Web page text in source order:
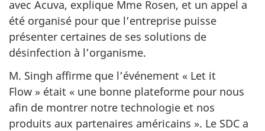
avec Acuva, explique Mme Rosen, et un appel a
été organisé pour que l’entreprise puisse
présenter certaines de ses solutions de
désinfection à l’organisme.
M. Singh affirme que l’événement « Let it
Flow » était « une bonne plateforme pour nous
afin de montrer notre technologie et nos
produits aux partenaires américains ». Le SDC a